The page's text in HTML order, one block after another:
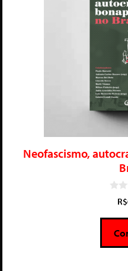
Neofascismo,
5
R$